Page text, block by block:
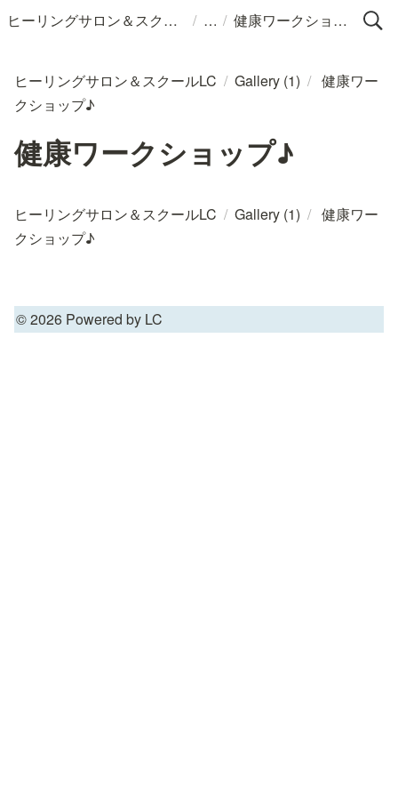
ヒーリングサロン＆スクールLC / / 健康ワークショップ♪
ヒーリングサロン＆スクールLC / Gallery (1) / 健康ワー
クショップ♪
健康ワークショップ♪
ヒーリングサロン＆スクールLC / Gallery (1) / 健康ワー
クショップ♪
© 2026 Powered by LC